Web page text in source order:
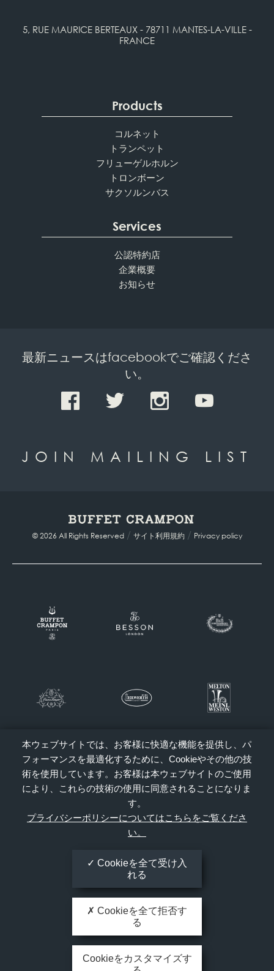
5, RUE MAURICE BERTEAUX - 78711 MANTES-LA-VILLE -
FRANCE
Products
コルネット
トランペット
フリューゲルホルン
トロンボーン
サクソルンバス
Services
公認特約店
企業概要
お知らせ
最新ニュースはfacebookでご確認くださ
い。
JOIN MAILING LIST
© 2026 All Rights Reserved/ サイト利用規約/ Privacy policy
本ウェブサイトでは、お客様に快適な機能を提供し、パ
フォーマンスを最適化するために、Cookieやその他の技
術を使用しています。お客様は本ウェブサイトのご使用
により、これらの技術の使用に同意されることになりま
す。
プライバシーポリシーについてはこちらをご覧くださ
い。
Cookieを全て受け入
れる
Cookieを全て拒否す
る
Cookieをカスタマイズす